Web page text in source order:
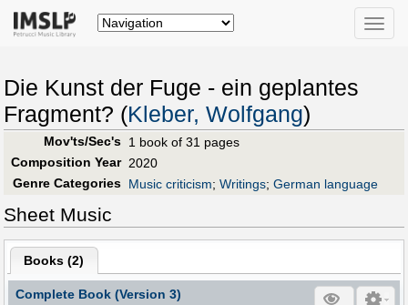
Toggle
Die Kunst der Fuge - ein geplantes
Fragment? (Kleber, Wolfgang)
Mov'ts/Sec's 1 book of 31 pages
Composition Year 2020
Genre Categories Music criticism; Writings; German language
Sheet Music
Books (2)
Complete Book (Version 3)